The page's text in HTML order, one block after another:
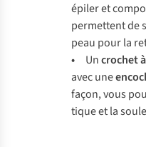
épiler et
permettent de
peau pour la
•
Uncrochet
avec une
façon, vous
tique et la